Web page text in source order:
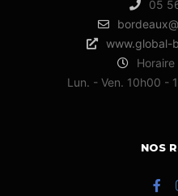
05
www.global-
Lun. - Ven. 10h00 -
NOS